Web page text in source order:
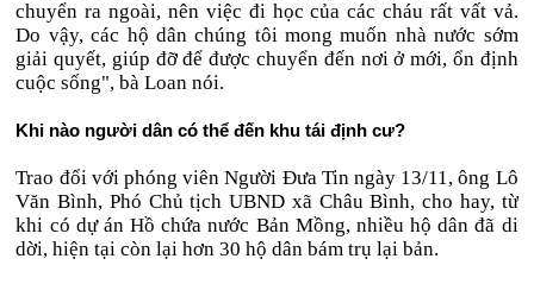
chuyển ra ngoài, nên việc đi học của các cháu rất vất vả.
Do vậy, các hộ dân chúng tôi mong muốn nhà nước sớm
giải quyết, giúp đỡ để được chuyển đến nơi ở mới, ổn định
cuộc sống", bà Loan nói.
Khi nào người dân có thể đến khu tái định cư?
Trao đổi với phóng viên Người Đưa Tin ngày 13/11, ông Lô
Văn Bình, Phó Chủ tịch UBND xã Châu Bình, cho hay, từ
khi có dự án Hồ chứa nước Bản Mồng, nhiều hộ dân đã di
dời, hiện tại còn lại hơn 30 hộ dân bám trụ lại bản.